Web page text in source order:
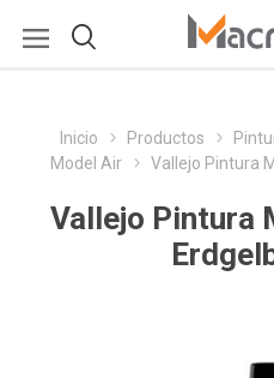
Inicio Productos
Model Air
Vallejo Pintura
Vallejo Pintura